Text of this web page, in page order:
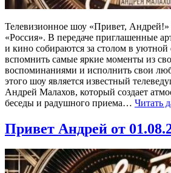
Телевизионное шоу «Привет, Андрей!»
«Россия». В передаче приглашенные
и кино собираются за столом в уютной
вспомнить самые яркие моменты из
воспоминаниями и исполнить свои
этого шоу является известный
Андрей Малахов, который создает
беседы и радушного приема… Читать
Привет Андрей от